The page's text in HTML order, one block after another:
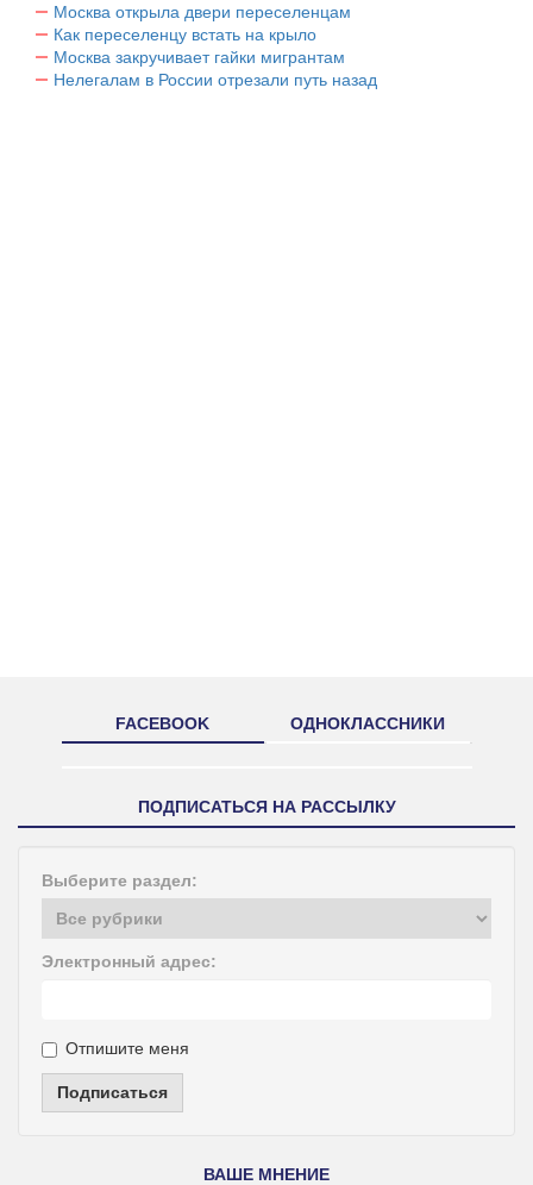
Москва открыла двери переселенцам
Как переселенцу встать на крыло
Москва закручивает гайки мигрантам
Нелегалам в России отрезали путь назад
FACEBOOK ОДНОКЛАССНИКИ
ПОДПИСАТЬСЯ НА РАССЫЛКУ
Выберите раздел:
Электронный адрес:
Отпишите меня
Подписаться
ВАШЕ МНЕНИЕ